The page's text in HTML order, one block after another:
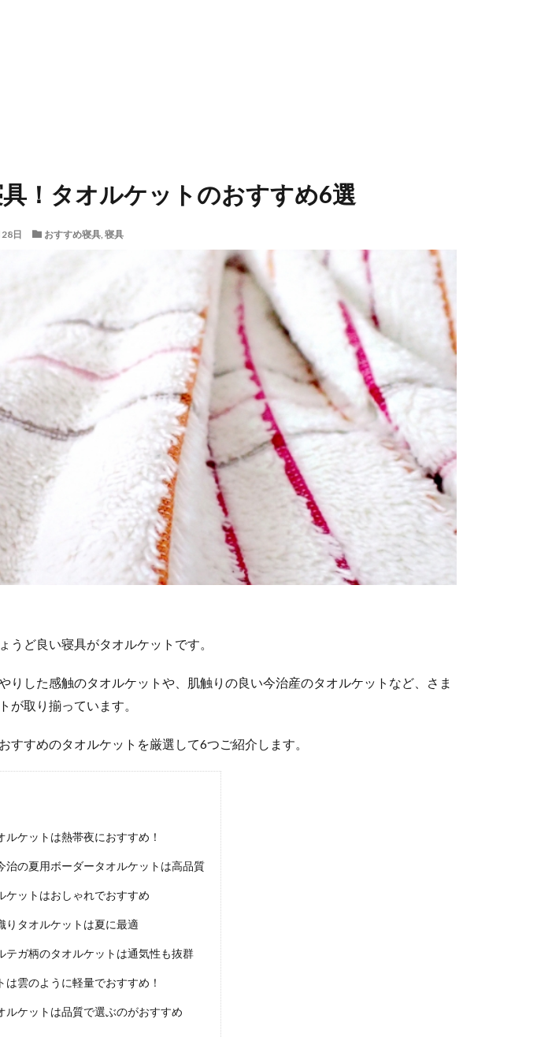
！タオルケットのおすすめ6選
日 おすすめ寝具, 寝具
うど良い寝具がタオルケットです。
りした感触のタオルケットや、肌触りの良い今治産のタオルケットなど、さま
が取り揃っています。
すすめのタオルケットを厳選して6つご紹介します。
ケットは熱帯夜におすすめ！
治の夏用ボーダータオルケットは高品質
ケットはおしゃれでおすすめ
りタオルケットは夏に最適
テガ柄のタオルケットは通気性も抜群
雲のように軽量でおすすめ！
ルケットは品質で選ぶのがおすすめ